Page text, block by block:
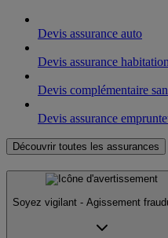
Devis assurance auto
Devis assurance habitation
Devis complémentaire
Devis assurance
Découvrir toutes les assurances
Soyez vigilant - Agissement